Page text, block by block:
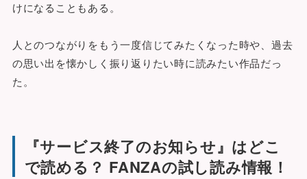
けになることもある。
人とのつながりをもう一度信じてみたくなった時や、過去
の思い出を懐かしく振り返りたい時に読みたい作品だっ
た。
『サービス終了のお知らせ』はどこ
で読める？ FANZAの試し読み情報！